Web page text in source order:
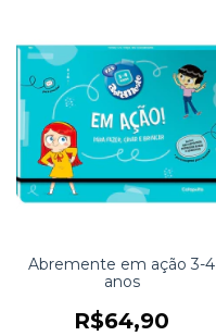
Abremente em ação 3-4
anos
R$64,90